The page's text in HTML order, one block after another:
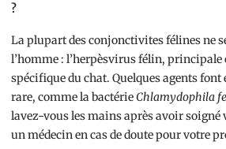
?
La plupart des conjonctivites félines ne
l’homme : l’herpèsvirus félin, principale
spécifique du chat. Quelques agents
rare, comme la bactérieChlamydophila
lavez-vous les mains après avoir soigné
un médecin en cas de doute pour votre